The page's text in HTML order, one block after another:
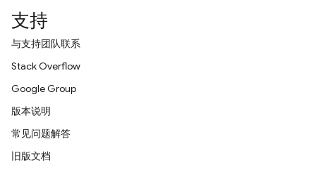
支持
与支持团队联系
Stack Overflow
Google Group
版本说明
常见问题解答
旧版文档